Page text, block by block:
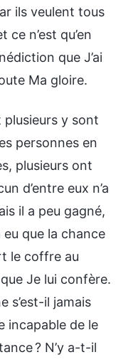
ils veulent tous
n’est qu’en
que J’ai
Ma gloire.
y sont
personnes en
plusieurs ont
d’entre eux n’a
il a peu gagné,
eu que la chance
le coffre au
Je lui confère.
s’est-il jamais
incapable de le
? N’y a-t-il